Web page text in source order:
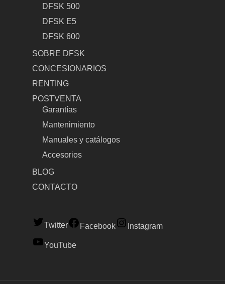
DFSK 500
DFSK E5
DFSK 600
SOBRE DFSK
CONCESIONARIOS
RENTING
POSTVENTA
Garantías
Mantenimiento
Manuales y catálogos
Accesorios
BLOG
CONTACTO
Twitter Facebook Instagram
YouTube